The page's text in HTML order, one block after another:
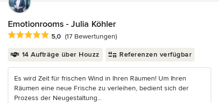
Emotionrooms - Julia Köhler
Durchschnittliche Bewertung: 5 von 5 Sternen
5,0 (17 Bewertungen)
14 Aufträge über Houzz Referenzen verfügbar
Es wird Zeit für frischen Wind in Ihren Räumen! Um Ihren
Räumen eine neue Frische zu verleihen, bedient sich der
Prozess der Neugestaltung...